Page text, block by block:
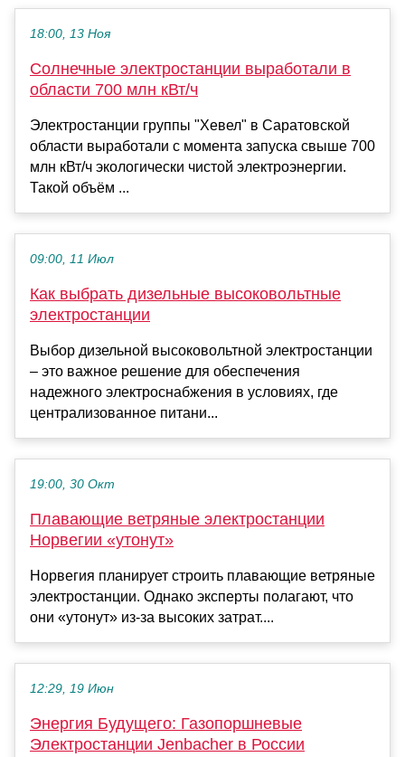
18:00, 13 Ноя
Солнечные электростанции выработали в
области 700 млн кВт/ч
Электростанции группы "Хевел" в Саратовской
области выработали с момента запуска свыше 700
млн кВт/ч экологически чистой электроэнергии.
Такой объём ...
09:00, 11 Июл
Как выбрать дизельные высоковольтные
электростанции
Выбор дизельной высоковольтной электростанции
– это важное решение для обеспечения
надежного электроснабжения в условиях, где
централизованное питани...
19:00, 30 Окт
Плавающие ветряные электростанции
Норвегии «утонут»
Норвегия планирует строить плавающие ветряные
электростанции. Однако эксперты полагают, что
они «утонут» из-за высоких затрат....
12:29, 19 Июн
Энергия Будущего: Газопоршневые
Электростанции Jenbacher в России